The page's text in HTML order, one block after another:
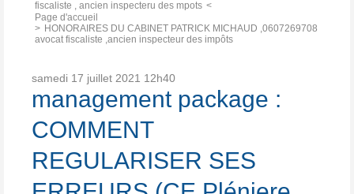
fiscaliste , ancien inspecteru des mpots
Page d'accueil
HONORAIRES DU CABINET PATRICK MICHAUD ,0607269708
avocat fiscaliste ,ancien inspecteur des impôts
samedi 17 juillet 2021 12h40
management package :
COMMENT
REGULARISER SES